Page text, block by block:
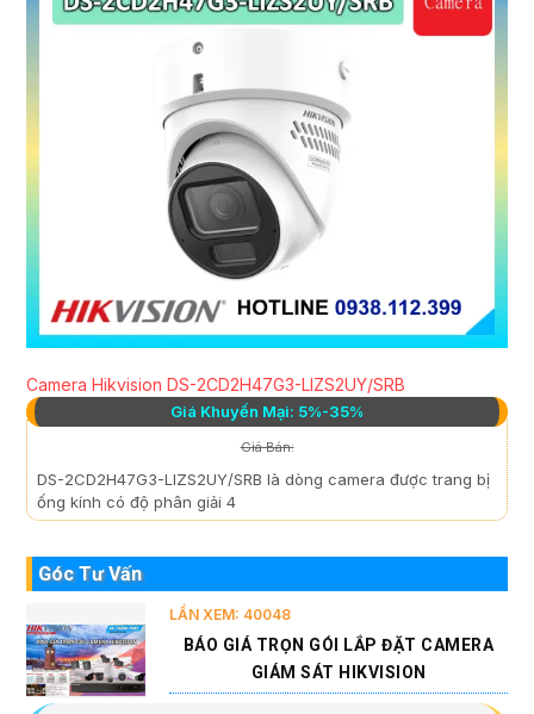
Camera Hikvision DS-2CD2H47G3-LIZS2UY/SRB
Giá Khuyến Mại: 5%-35%
Giá Bán:
DS-2CD2H47G3-LIZS2UY/SRB là dòng camera được trang bị
ống kính có độ phân giải 4
Góc Tư Vấn
LẦN XEM: 40048
BÁO GIÁ TRỌN GÓI LẮP ĐẶT CAMERA
GIÁM SÁT HIKVISION